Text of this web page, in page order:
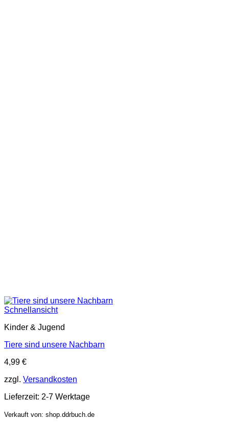
Schnellansicht
Kinder & Jugend
Tiere sind unsere Nachbarn
4,99 €
zzgl. Versandkosten
Lieferzeit: 2-7 Werktage
Verkauft von: shop.ddrbuch.de